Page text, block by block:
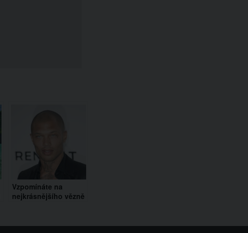
Vzpomínáte na
nejkrásnějšího vězně
dnes dělá